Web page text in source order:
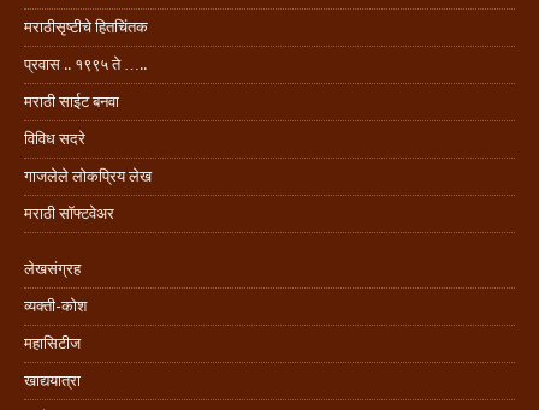
मराठीसृष्टीचे हितचिंतक
प्रवास .. १९९५ ते …..
मराठी साईट बनवा
विविध सदरे
गाजलेले लोकप्रिय लेख
मराठी सॉफ्टवेअर
लेखसंग्रह
व्यक्ती-कोश
महासिटीज
खाद्ययात्रा